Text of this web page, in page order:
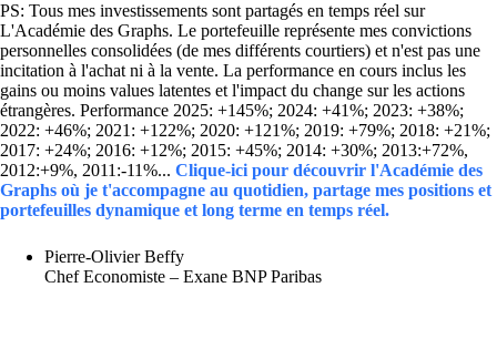
PS: Tous mes investissements sont partagés en temps réel sur
L'Académie des Graphs. Le portefeuille représente mes convictions
personnelles consolidées (de mes différents courtiers) et n'est pas une
incitation à l'achat ni à la vente. La performance en cours inclus les
gains ou moins values latentes et l'impact du change sur les actions
étrangères. Performance 2025: +145%; 2024: +41%; 2023: +38%;
2022: +46%; 2021: +122%; 2020: +121%; 2019: +79%; 2018: +21%;
2017: +24%; 2016: +12%; 2015: +45%; 2014: +30%; 2013:+72%,
2012:+9%, 2011:-11%... Clique-ici pour découvrir l'Académie des
Graphs où je t'accompagne au quotidien, partage mes positions et
portefeuilles dynamique et long terme en temps réel.
Pierre-Olivier Beffy
Chef Economiste – Exane BNP Paribas